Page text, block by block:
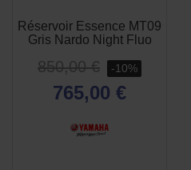
Réservoir Essence MT09
Gris Nardo Night Fluo
850,00 € -10%
765,00 €
 APERÇU
RAPIDE